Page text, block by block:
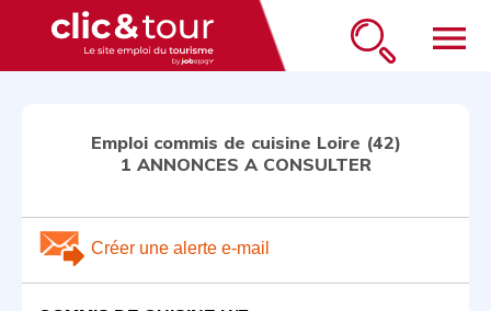
menu
Emploi commis de cuisine Loire (42)
1 ANNONCES A CONSULTER
Créer une alerte e-mail